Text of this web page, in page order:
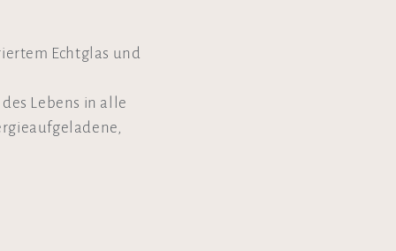
Echtglas und
Lebens in alle